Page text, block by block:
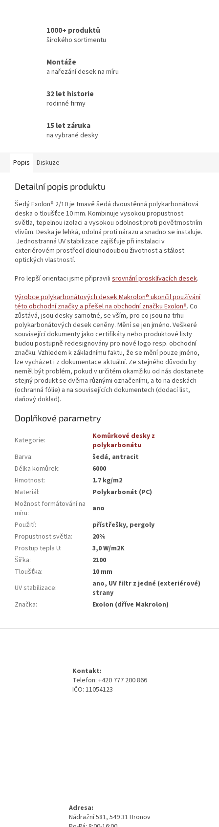
1000+ produktů
širokého sortimentu
Montáže
a nařezání desek na míru
32 let historie
rodinné firmy
15 let záruka
na vybrané desky
Popis Diskuze
Detailní popis produktu
Šedý Exolon® 2/10 je tmavě šedá dvoustěnná polykarbonátová
deska o tloušťce 10 mm. Kombinuje vysokou propustnost
světla, tepelnou izolaci a vysokou odolnost proti povětrnostním
vlivům. Deska je lehká, odolná proti nárazu a snadno se instaluje.
Jednostranná UV stabilizace zajišťuje při instalaci v
exteriérovém prostředí dlouhodoubou životnost a stálost
optických vlastností.
Pro lepší orientaci jsme připravili srovnání prosklívacích desek.
Výrobce polykarbonátových desek Makrolon® ukončil používání
této obchodní značky a přešel na obchodní značku Exolon®. Co
zůstává, jsou desky samotné, se vším, pro co jsou na trhu
polykarbonátových desek ceněny. Mění se jen jméno. Veškeré
související dokumenty jako certifikáty nebo produktové listy
budou postupně redesignovány pro nové logo resp. obchodní
značku. Vzhledem k základnímu faktu, že se mění pouze jméno,
lze vycházet i z dokumentace aktuální. Ze stejného důvodu by
neměl být problém, pokud v určitém okamžiku od nás dostanete
stejný produkt se dvěma různými označeními, a to na deskách
(ochranná fólie) a na souvisejících dokumentech (dodací list,
daňový doklad).
Doplňkové parametry
Kategorie:
Komůrkové desky z
polykarbonátu
Barva:
šedá, antracit
Délka komůrek:
6000
Hmotnost:
1.7 kg/m2
Materiál:
Polykarbonát (PC)
Možnost formátování na
míru:
ano
Použití:
přístřešky, pergoly
Propustnost světla:
20%
Prostup tepla U:
3,0 W/m2K
Šířka:
2100
Tloušťka:
10 mm
UV stabilizace:
ano, UV filtr z jedné (exteriérové)
strany
Značka: Exolon (dříve Makrolon)
Kontakt:
Telefon: +420 777 200 866
IČO: 11054123
Adresa:
Nádražní 581, 549 31 Hronov